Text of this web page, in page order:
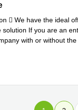
 We have the ideal
solution If you are an
with or without the